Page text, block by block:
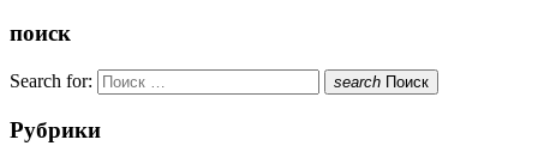
поиск
Search for: search Поиск
Рубрики